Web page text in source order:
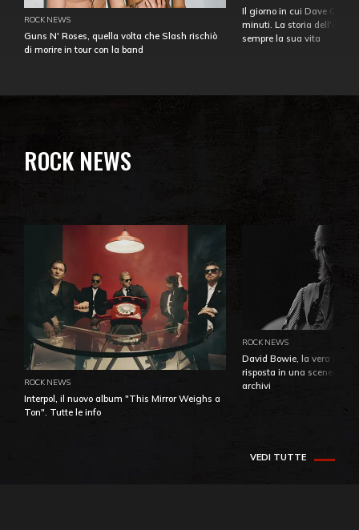
ROCK NEWS
Guns N' Roses, quella volta che Slash rischiò
di morire in tour con la band
Il giorno in cui Dave
minuti. La storia
sempre la sua vita
ROCK NEWS
ROCK NEWS
Interpol, il nuovo album "This Mirror Weighs a
Ton". Tutte le info
ROCK NEWS
David Bowie, la vera
risposta in una
archivi
VEDI TUTTE